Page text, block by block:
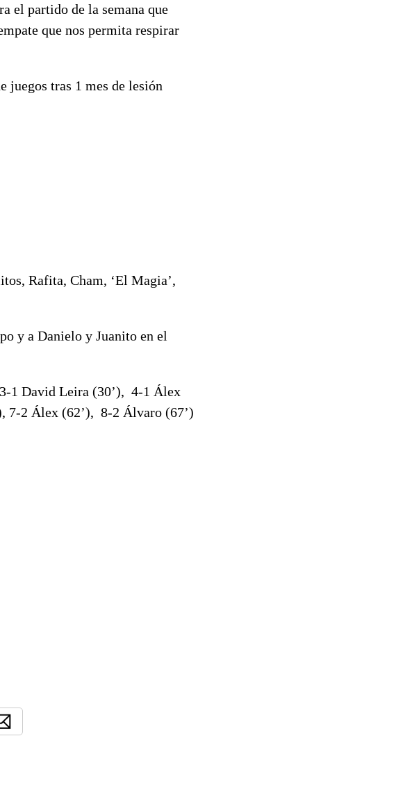
el partido de la semana que
que nos permita respirar
juegos tras 1 mes de lesión
Rafita, Cham, ‘El Magia’,
y a Danielo y Juanito en el
1 David Leira (30’), 4-1 Álex
7-2 Álex (62’), 8-2 Álvaro (67’)